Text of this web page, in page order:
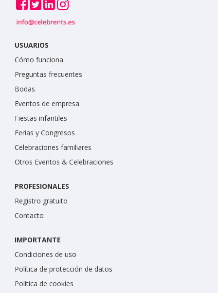
USUARIOS
Cómo funciona
Preguntas frecuentes
Bodas
Eventos de empresa
Fiestas infantiles
Ferias y Congresos
Celebraciones familiares
Otros Eventos & Celebraciones
PROFESIONALES
Registro gratuito
Contacto
IMPORTANTE
Condiciones de uso
Política de protección de datos
Política de cookies